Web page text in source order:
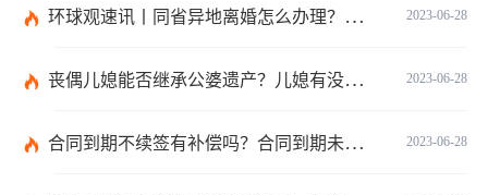
2023-06-28
环球观速讯丨同省异地离婚怎么办理？夫妻异地离婚须准备哪些资料？
2023-06-28
丧偶儿媳能否继承公婆遗产？儿媳有没有赡养老人的义务？
2023-06-28
合同到期不续签有补偿吗？合同到期未提前30天通知怎么赔偿？ 当前速看